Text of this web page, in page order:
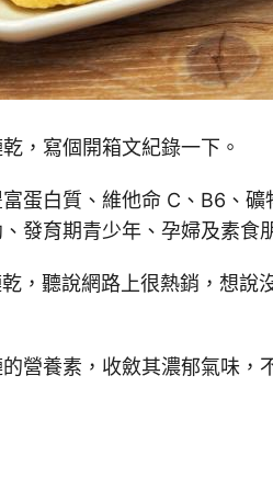
，寫個開箱文紀錄一下。
蛋白質、維他命 C、B6、礦
發育期青少年、孕婦及素食
，聽說網路上很熱銷，想說
營養素，收斂其濃郁氣味，